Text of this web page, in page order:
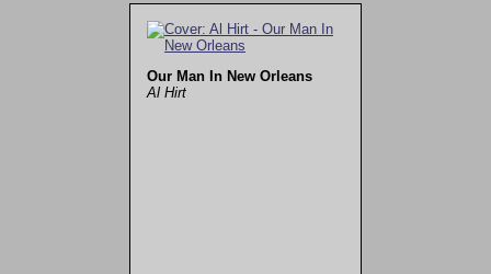
Our Man In New Orleans
Al Hirt